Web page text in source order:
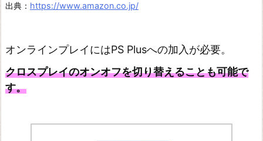
n
s
出典： https://www.amazon.co.jp/
オンラインプレイにはPS Plusへの加入が必要。
クロスプレイのオンオフを切り替えることも可能で
す。